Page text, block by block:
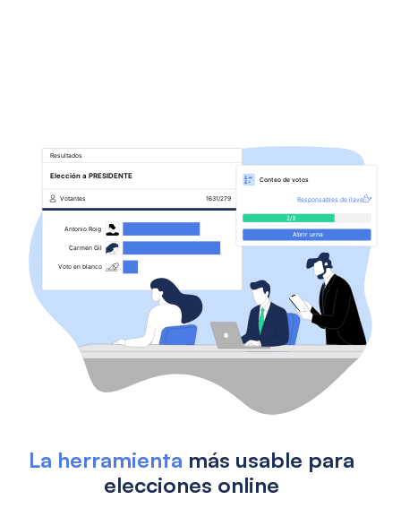
La herramienta más usable para
elecciones online